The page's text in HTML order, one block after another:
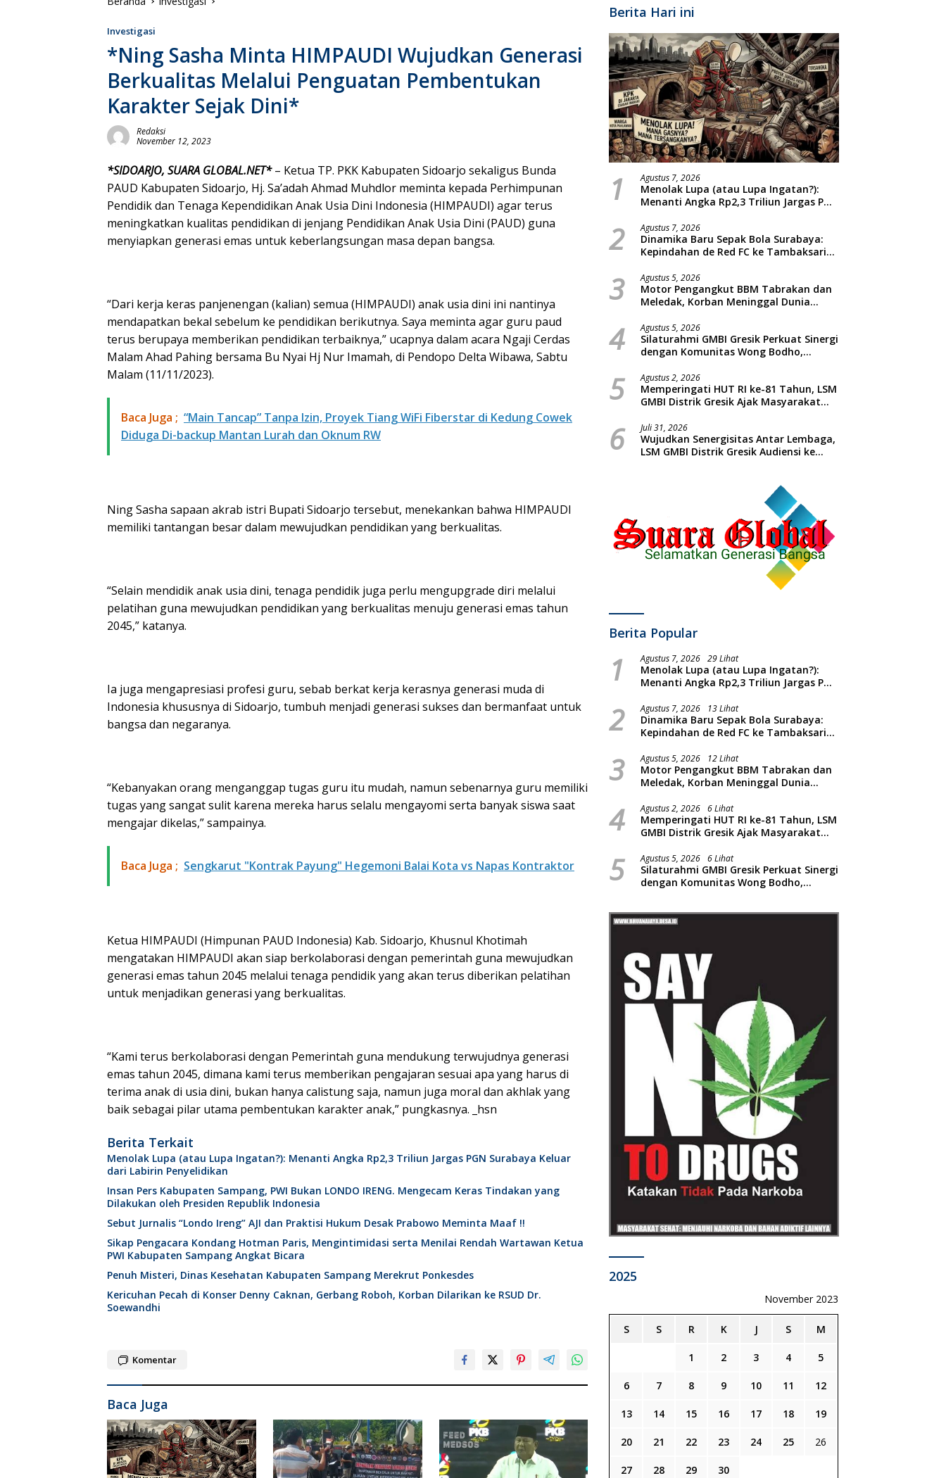
Investigasi
*Ning Sasha Minta HIMPAUDI Wujudkan Generasi
Berkualitas Melalui Penguatan Pembentukan
Karakter Sejak Dini*
Redaksi
November 12, 2023
*SIDOARJO, SUARA GLOBAL.NET*– Ketua TP. PKK Kabupaten Sidoarjo sekaligus Bunda
PAUD Kabupaten Sidoarjo, Hj. Sa’adah Ahmad Muhdlor meminta kepada Perhimpunan
Pendidik dan Tenaga Kependidikan Anak Usia Dini Indonesia (HIMPAUDI) agar terus
meningkatkan kualitas pendidikan di jenjang Pendidikan Anak Usia Dini (PAUD) guna
menyiapkan generasi emas untuk keberlangsungan masa depan bangsa.
“Dari kerja keras panjenengan (kalian) semua (HIMPAUDI) anak usia dini ini nantinya
mendapatkan bekal sebelum ke pendidikan berikutnya. Saya meminta agar guru paud
terus berupaya memberikan pendidikan terbaiknya,” ucapnya dalam acara Ngaji Cerdas
Malam Ahad Pahing bersama Bu Nyai Hj Nur Imamah, di Pendopo Delta Wibawa, Sabtu
Malam (11/11/2023).
Baca Juga ; “Main Tancap” Tanpa Izin, Proyek Tiang WiFi Fiberstar di Kedung Cowek
Diduga Di-backup Mantan Lurah dan Oknum RW
Ning Sasha sapaan akrab istri Bupati Sidoarjo tersebut, menekankan bahwa HIMPAUDI
memiliki tantangan besar dalam mewujudkan pendidikan yang berkualitas.
“Selain mendidik anak usia dini, tenaga pendidik juga perlu mengupgrade diri melalui
pelatihan guna mewujudkan pendidikan yang berkualitas menuju generasi emas tahun
2045,” katanya.
Ia juga mengapresiasi profesi guru, sebab berkat kerja kerasnya generasi muda di
Indonesia khususnya di Sidoarjo, tumbuh menjadi generasi sukses dan bermanfaat untuk
bangsa dan negaranya.
“Kebanyakan orang menganggap tugas guru itu mudah, namun sebenarnya guru memiliki
tugas yang sangat sulit karena mereka harus selalu mengayomi serta banyak siswa saat
mengajar dikelas,” sampainya.
Baca Juga ; Sengkarut "Kontrak Payung" Hegemoni Balai Kota vs Napas Kontraktor
Ketua HIMPAUDI (Himpunan PAUD Indonesia) Kab. Sidoarjo, Khusnul Khotimah
mengatakan HIMPAUDI akan siap berkolaborasi dengan pemerintah guna mewujudkan
generasi emas tahun 2045 melalui tenaga pendidik yang akan terus diberikan pelatihan
untuk menjadikan generasi yang berkualitas.
“Kami terus berkolaborasi dengan Pemerintah guna mendukung terwujudnya generasi
emas tahun 2045, dimana kami terus memberikan pengajaran sesuai apa yang harus di
terima anak di usia dini, bukan hanya calistung saja, namun juga moral dan akhlak yang
baik sebagai pilar utama pembentukan karakter anak,” pungkasnya. _hsn
Berita Terkait
Menolak Lupa (atau Lupa Ingatan?): Menanti Angka Rp2,3 Triliun Jargas PGN Surabaya Keluar
dari Labirin Penyelidikan
Insan Pers Kabupaten Sampang, PWI Bukan LONDO IRENG. Mengecam Keras Tindakan yang
Dilakukan oleh Presiden Republik Indonesia
Sebut Jurnalis “Londo Ireng” AJI dan Praktisi Hukum Desak Prabowo Meminta Maaf !!
Sikap Pengacara Kondang Hotman Paris, Mengintimidasi serta Menilai Rendah Wartawan Ketua
PWI Kabupaten Sampang Angkat Bicara
Penuh Misteri, Dinas Kesehatan Kabupaten Sampang Merekrut Ponkesdes
Kericuhan Pecah di Konser Denny Caknan, Gerbang Roboh, Korban Dilarikan ke RSUD Dr.
Soewandhi
Komentar
Baca Juga
Berita Hari ini
1 Agustus 7, 2026
Menolak Lupa (atau Lupa Ingatan?):
Menanti Angka Rp2,3 Triliun Jargas PGN
Penyelidikan
2 Agustus 7, 2026
Dinamika Baru Sepak Bola Surabaya:
Kepindahan de Red FC ke Tambaksari
3 Agustus 5, 2026
Motor Pengangkut BBM Tabrakan dan
Meledak, Korban Meninggal Dunia
4 Agustus 5, 2026
Silaturahmi GMBI Gresik Perkuat Sinergi
dengan Komunitas Wong Bodho,
Reggae Vespa Menjelang Acara
Sunatan Massal dan Santunan Anak
Yatim
5 Agustus 2, 2026
Memperingati HUT RI ke-81 Tahun, LSM
GMBI Distrik Gresik Ajak Masyarakat
6 Juli 31, 2026
Wujudkan Senergisitas Antar Lembaga,
LSM GMBI Distrik Gresik Audiensi ke
Berita Popular
1 Agustus 7, 2026 29 Lihat
Menolak Lupa (atau Lupa Ingatan?):
Menanti Angka Rp2,3 Triliun Jargas PGN
Penyelidikan
2 Agustus 7, 2026 13 Lihat
Dinamika Baru Sepak Bola Surabaya:
Kepindahan de Red FC ke Tambaksari
3 Agustus 5, 2026 12 Lihat
Motor Pengangkut BBM Tabrakan dan
Meledak, Korban Meninggal Dunia
4 Agustus 2, 2026 6 Lihat
Memperingati HUT RI ke-81 Tahun, LSM
GMBI Distrik Gresik Ajak Masyarakat
5 Agustus 5, 2026 6 Lihat
Silaturahmi GMBI Gresik Perkuat Sinergi
dengan Komunitas Wong Bodho,
Sunatan Massal dan Santunan Anak
2025
November 2023
S S R K J S M
1 2 3 4 5
6 7 8 9 10 11 12
13 14 15 16 17 18 19
20 21 22 23 24 25 26
27 28 29 30